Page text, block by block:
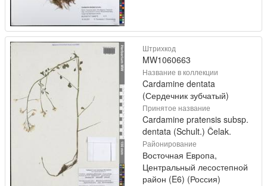
Штрихкод
MW1060663
Название в коллекции
Cardamine dentata
(Сердечник зубчатый)
Принятое название
Cardamine pratensis subsp.
dentata (Schult.) Čelak.
Районирование
Восточная Европа,
Центральный лесостепной
район (E6) (Россия)